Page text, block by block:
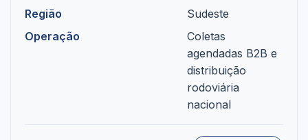
Região
Sudeste
Operação
Coletas
agendadas B2B e
distribuição
rodoviária
nacional